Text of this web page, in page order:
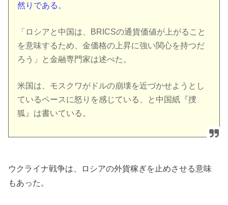
然りである。
「ロシアと中国は、BRICSの通貨価値が上がること
を意味するため、金価格の上昇に強い関心を持つだ
ろう」と金融専門家は述べた。
米国は、モスクワがドルの崩壊を近づかせようとし
ているペースに怒りを感じている、と中国紙『捜
狐』は書いている。
ウクライナ戦争は、ロシアの外貨稼ぎを止めさせる意味
もあった。